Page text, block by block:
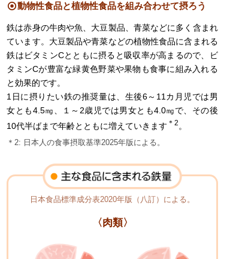
動物性食品と植物性食品を組み合わせて摂ろう
鉄は赤身の牛肉や魚、大豆製品、青菜などに多く含まれ
ています。大豆製品や青菜などの植物性食品に含まれる
鉄はビタミンCとともに摂ると吸収率が高まるので、ビ
タミンCが豊富な緑黄色野菜や果物も食事に組み入れる
と効果的です。
1日に摂りたい鉄の推奨量は、生後6～11カ月児では男
女とも4.5㎎、１～2歳児では男女とも4.0㎎で、その後
10代半ばまで年齢とともに増えていきます ＊2 。
＊2: 日本人の食事摂取基準2025年版による。
日本食品標準成分表2020年版（八訂）による。
〈肉類〉